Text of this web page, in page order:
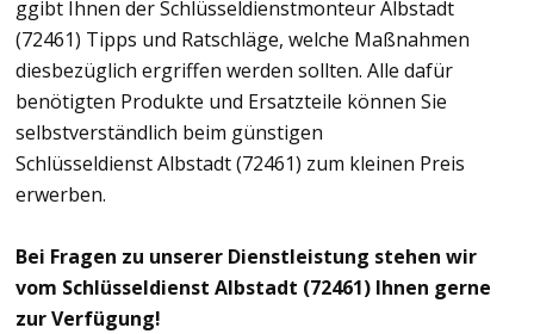
ggibt Ihnen der Schlüsseldienstmonteur Albstadt
(72461) Tipps und Ratschläge, welche Maßnahmen
diesbezüglich ergriffen werden sollten. Alle dafür
benötigten Produkte und Ersatzteile können Sie
selbstverständlich beim günstigen
Schlüsseldienst Albstadt (72461) zum kleinen Preis
erwerben.
Bei Fragen zu unserer Dienstleistung stehen wir
vom Schlüsseldienst Albstadt (72461) Ihnen gerne
zur Verfügung!